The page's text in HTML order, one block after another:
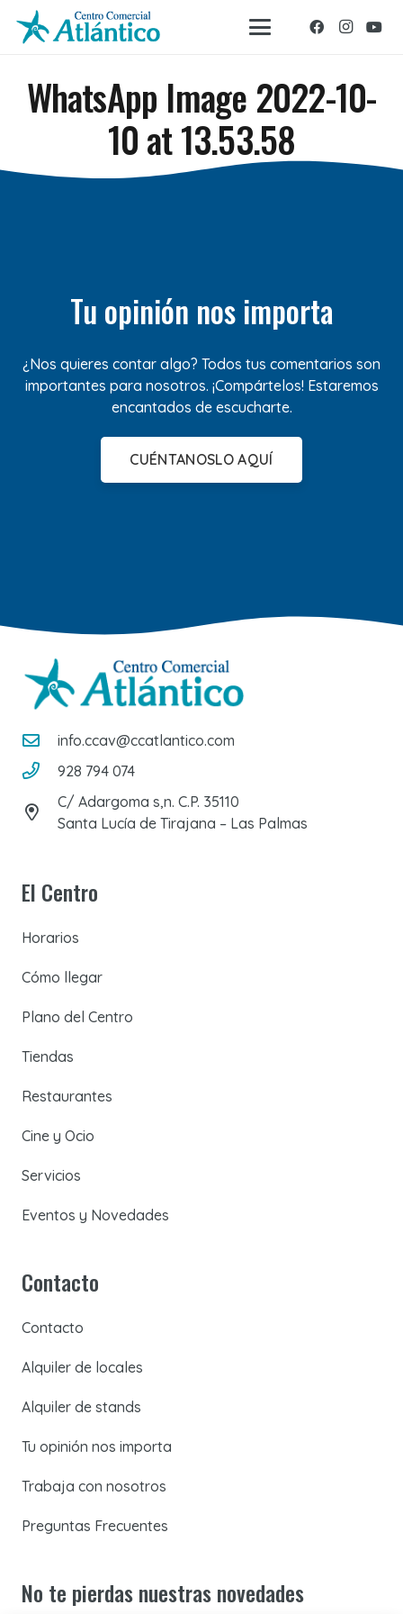
WhatsApp Image 2022-10-
10 at 13.53.58
Tu opinión nos importa
¿Nos quieres contar algo? Todos tus comentarios son
importantes para nosotros. ¡Compártelos! Estaremos
encantados de escucharte.
CUÉNTANOSLO AQUÍ
info.ccav@ccatlantico.com
928 794 074
C/ Adargoma s,n. C.P. 35110
Santa Lucía de Tirajana – Las Palmas
El Centro
Horarios
Cómo llegar
Plano del Centro
Tiendas
Restaurantes
Cine y Ocio
Servicios
Eventos y Novedades
Contacto
Contacto
Alquiler de locales
Alquiler de stands
Tu opinión nos importa
Trabaja con nosotros
Preguntas Frecuentes
No te pierdas nuestras novedades